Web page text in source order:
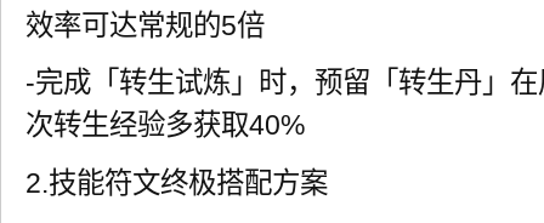
效率可达常规的5倍
-完成「转生试炼」时，预留「转生丹」
次转生经验多获取40%
2.技能符文终极搭配方案